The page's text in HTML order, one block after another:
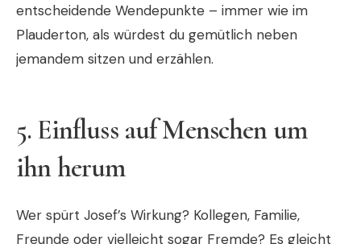
entscheidende Wendepunkte – immer wie im
Plauderton, als würdest du gemütlich neben
jemandem sitzen und erzählen.
5.Einfluss auf Menschen um
ihn herum
Wer spürt Josef’s Wirkung? Kollegen, Familie,
Freunde oder vielleicht sogar Fremde? Es gleicht